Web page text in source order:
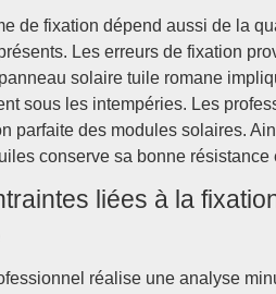
de fixation dépend aussi de la
Les erreurs de fixation
solaire tuile romane
sous les intempéries. Les
parfaite des modules solaires.
conserve sa bonne résistance
liées à la
réalise une analyse